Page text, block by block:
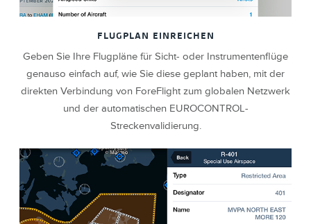
FLUGPLAN EINREICHEN
Geben Sie Ihre Flugpläne für Sicht- oder Instrumentenflüge
genauso einfach auf, wie Sie diese geplant haben, mit der
direkten Verbindung von ForeFlight zum globalen Netzwerk
und der automatischen EUROCONTROL-
Streckenvalidierung.